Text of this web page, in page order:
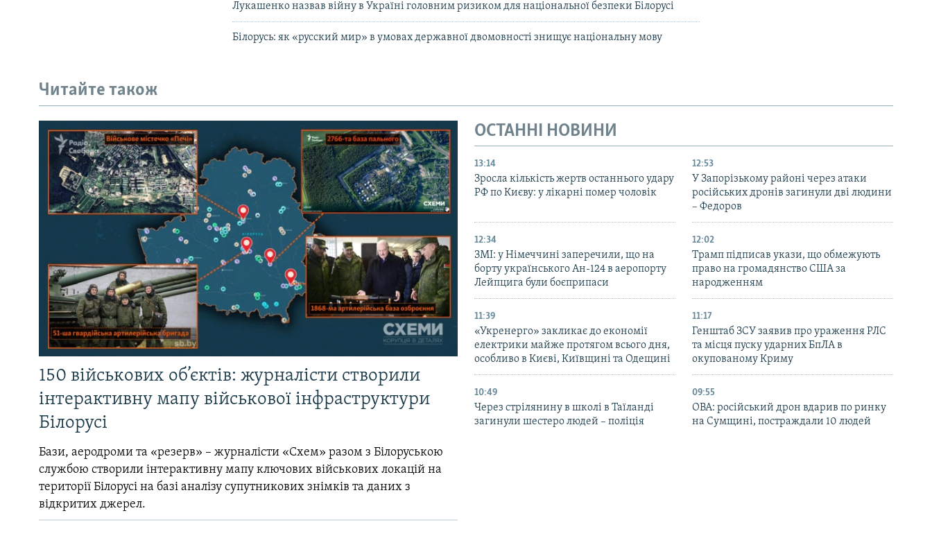
Лукашенко назвав війну в Україні головним ризиком для національної безпеки Білорусі
Білорусь: як «русский мир» в умовах державної двомовності знищує національну мову
Читайте також
150 військових об’єктів: журналісти створили
інтерактивну мапу військової інфраструктури
Білорусі
Бази, аеродроми та «резерв» – журналісти «Схем» разом з Білоруською
службою створили інтерактивну мапу ключових військових локацій на
території Білорусі на базі аналізу супутникових знімків та даних з
відкритих джерел.
ОСТАННІ НОВИНИ
13:14
Зросла кількість жертв останнього удару
РФ по Києву: у лікарні помер чоловік
12:53
У Запорізькому районі через атаки
російських дронів загинули дві людини
– Федоров
12:34
ЗМІ: у Німеччині заперечили, що на
борту українського Ан-124 в аеропорту
Лейпцига були боєприпаси
12:02
Трамп підписав укази, що обмежують
право на громадянство США за
народженням
11:39
«Укренерго» закликає до економії
електрики майже протягом всього дня,
особливо в Києві, Київщині та Одещині
11:17
Генштаб ЗСУ заявив про ураження РЛС
та місця пуску ударних БпЛА в
окупованому Криму
10:49
Через стрілянину в школі в Таїланді
загинули шестеро людей – поліція
09:55
ОВА: російський дрон вдарив по ринку
на Сумщині, постраждали 10 людей